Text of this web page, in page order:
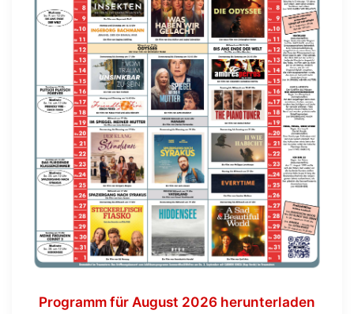
Programm für August 2026 herunterladen